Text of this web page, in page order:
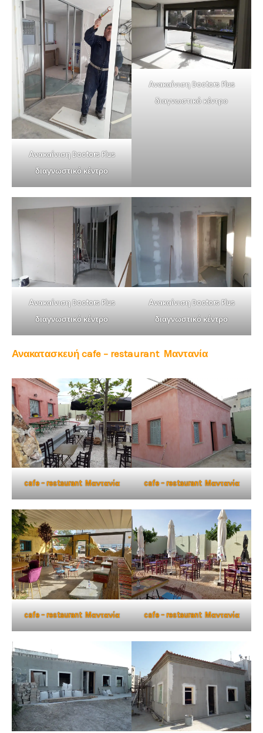
Ανακαίνιση Doctors Plus
διαγνωστικό κέντρο
Ανακαίνιση Doctors Plus
διαγνωστικό κέντρο
Ανακαίνιση Doctors Plus
διαγνωστικό κέντρο
Ανακαίνιση Doctors Plus
διαγνωστικό κέντρο
Ανακατασκευή cafe – restaurant Μαντανία
cafe – restaurant Μαντανία cafe – restaurant Μαντανία
cafe – restaurant Μαντανία cafe – restaurant Μαντανία